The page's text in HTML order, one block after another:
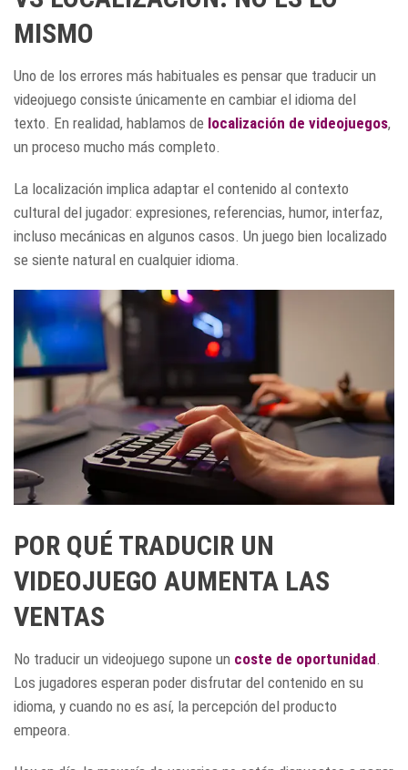
MISMO
Uno de los errores más habituales es pensar que traducir un
videojuego consiste únicamente en cambiar el idioma del
texto. En realidad, hablamos de localización de videojuegos,
un proceso mucho más completo.
La localización implica adaptar el contenido al contexto
cultural del jugador: expresiones, referencias, humor, interfaz,
incluso mecánicas en algunos casos. Un juego bien localizado
se siente natural en cualquier idioma.
POR QUÉ TRADUCIR UN
VIDEOJUEGO AUMENTA LAS
VENTAS
No traducir un videojuego supone un coste de oportunidad.
Los jugadores esperan poder disfrutar del contenido en su
idioma, y cuando no es así, la percepción del producto
empeora.